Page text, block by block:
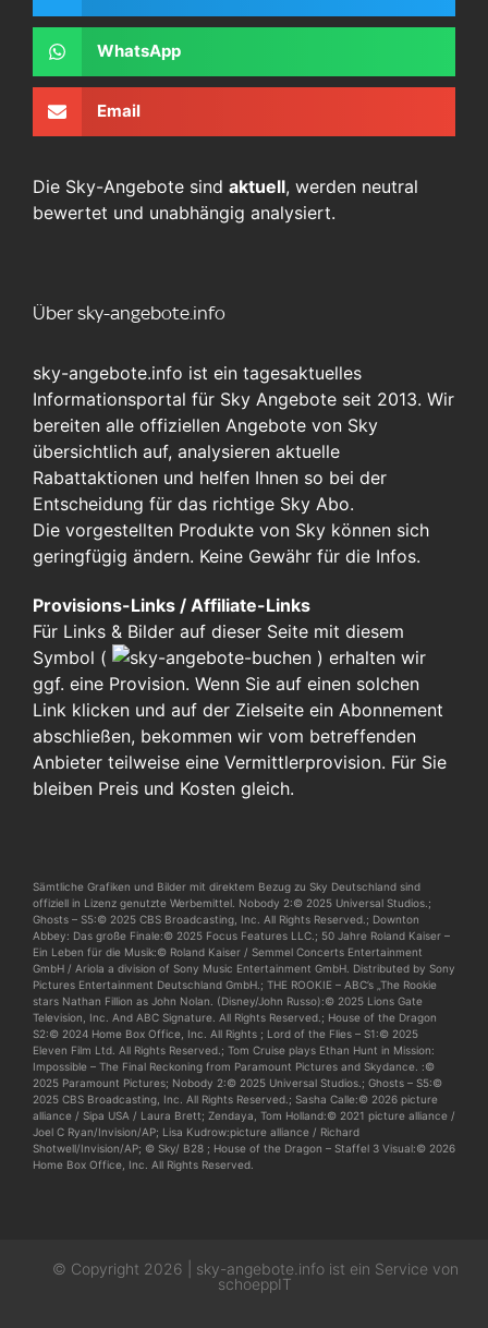
WhatsApp
Email
Die Sky-Angebote sind aktuell, werden neutral
bewertet und unabhängig analysiert.
Über sky-angebote.info
sky-angebote.info ist ein tagesaktuelles
Informationsportal für Sky Angebote seit 2013. Wir
bereiten alle offiziellen Angebote von Sky
übersichtlich auf, analysieren aktuelle
Rabattaktionen und helfen Ihnen so bei der
Entscheidung für das richtige Sky Abo.
Die vorgestellten Produkte von Sky können sich
geringfügig ändern. Keine Gewähr für die Infos.
Provisions-Links / Affiliate-Links
Für Links & Bilder auf dieser Seite mit diesem
Symbol (
) erhalten wir
ggf. eine Provision. Wenn Sie auf einen solchen
Link klicken und auf der Zielseite ein Abonnement
abschließen, bekommen wir vom betreffenden
Anbieter teilweise eine Vermittlerprovision. Für Sie
bleiben Preis und Kosten gleich.
Sämtliche Grafiken und Bilder mit direktem Bezug zu Sky Deutschland sind
offiziell in Lizenz genutzte Werbemittel. Nobody 2:© 2025 Universal Studios.;
Ghosts – S5:© 2025 CBS Broadcasting, Inc. All Rights Reserved.; Downton
Abbey: Das große Finale:© 2025 Focus Features LLC.; 50 Jahre Roland Kaiser –
Ein Leben für die Musik:© Roland Kaiser / Semmel Concerts Entertainment
GmbH / Ariola a division of Sony Music Entertainment GmbH. Distributed by Sony
Pictures Entertainment Deutschland GmbH.; THE ROOKIE – ABC’s „The Rookie
stars Nathan Fillion as John Nolan. (Disney/John Russo):© 2025 Lions Gate
Television, Inc. And ABC Signature. All Rights Reserved.; House of the Dragon
S2:© 2024 Home Box Office, Inc. All Rights ; Lord of the Flies – S1:© 2025
Eleven Film Ltd. All Rights Reserved.; Tom Cruise plays Ethan Hunt in Mission:
Impossible – The Final Reckoning from Paramount Pictures and Skydance. :©
2025 Paramount Pictures; Nobody 2:© 2025 Universal Studios.; Ghosts – S5:©
2025 CBS Broadcasting, Inc. All Rights Reserved.; Sasha Calle:© 2026 picture
alliance / Sipa USA / Laura Brett; Zendaya, Tom Holland:© 2021 picture alliance /
Joel C Ryan/Invision/AP; Lisa Kudrow:picture alliance / Richard
Shotwell/Invision/AP; © Sky/ B28 ; House of the Dragon – Staffel 3 Visual:© 2026
Home Box Office, Inc. All Rights Reserved.
© Copyright 2026 | sky-angebote.info ist ein Service von
schoeppIT